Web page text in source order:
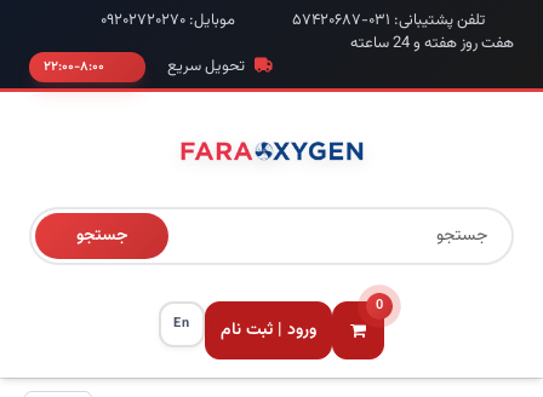
تلفن پشتیبانی: ۰۳۱-۵۷۴۲۰۶۸۷
موبایل: ۰۹۲۰۲۷۲۰۲۷۰
هفت روز هفته و 24 ساعته
تحویل سریع
جستجو
0
ورود | ثبت نام En